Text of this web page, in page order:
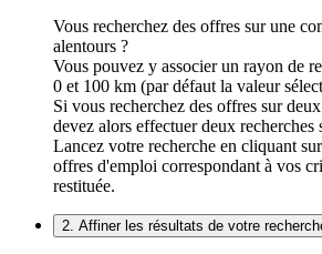
Vous recherchez des offres sur une
alentours ?
Vous pouvez y associer un rayon de
0 et 100 km (par défaut la valeur
Si vous recherchez des offres sur
devez alors effectuer deux recherches
Lancez votre recherche en cliquant
offres d'emploi correspondant à vos
restituée.
2. Affiner les résultats de votre